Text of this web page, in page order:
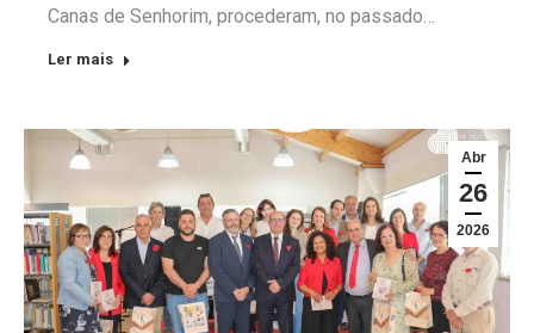
Canas de Senhorim, procederam, no passado…
Ler mais
Abr
26
2026